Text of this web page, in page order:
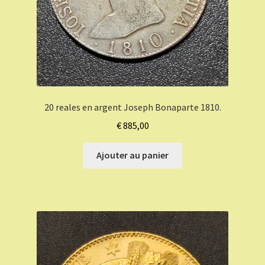
20 reales en argent Joseph Bonaparte 1810.
€885,00
Ajouter au panier